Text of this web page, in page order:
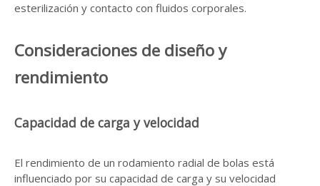
esterilización y contacto con fluidos corporales.
Consideraciones de diseño y
rendimiento
Capacidad de carga y velocidad
El rendimiento de un rodamiento radial de bolas está
influenciado por su capacidad de carga y su velocidad